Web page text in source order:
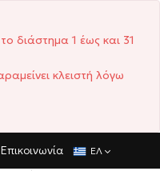
διάστημα 1 έως και 31
κλειστή λόγω
ΧΡΌΝΟΙ ΠΑΡΆΔΟΣΗΣ
Επικοινωνία ΕΛ